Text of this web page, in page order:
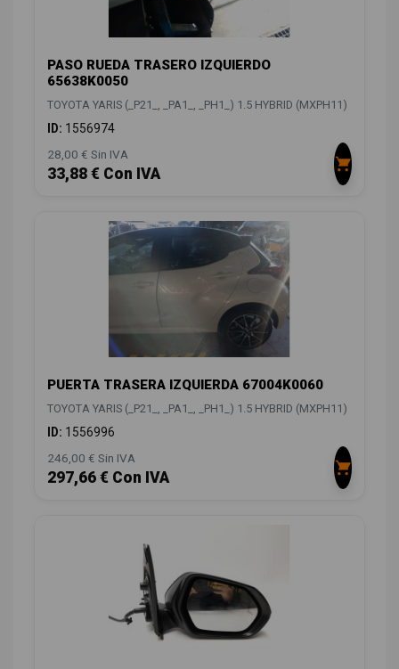
PASO RUEDA TRASERO IZQUIERDO
65638K0050
TOYOTA YARIS (_P21_, _PA1_, _PH1_) 1.5 HYBRID (MXPH11)
ID: 1556974
28,00 € Sin IVA
33,88 € Con IVA
PUERTA TRASERA IZQUIERDA 67004K0060
TOYOTA YARIS (_P21_, _PA1_, _PH1_) 1.5 HYBRID (MXPH11)
ID: 1556996
246,00 € Sin IVA
297,66 € Con IVA